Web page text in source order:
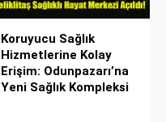
Koruyucu Sağlık
Hizmetlerine Kolay
Erişim: Odunpazarı’na
Yeni Sağlık Kompleksi